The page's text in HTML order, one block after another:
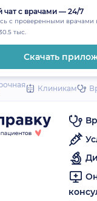
to
с врачами — 24/7
с проверенными
тыс.
Скачать
Закрыть
Клиникам